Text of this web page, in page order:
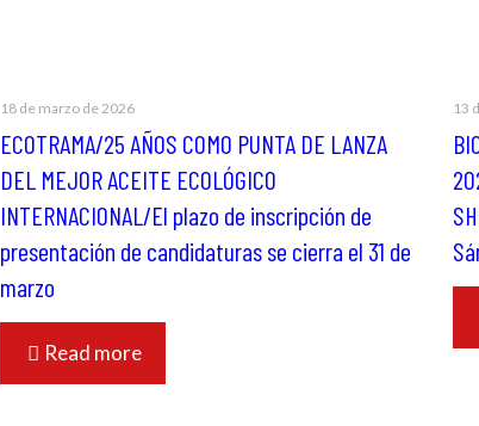
18 de marzo de 2026
ECOTRAMA/25 AÑOS COMO PUNTA DE LANZA
DEL MEJOR ACEITE ECOLÓGICO
INTERNACIONAL/El plazo de inscripción de
presentación de candidaturas se cierra el 31 de
marzo
Read more
13